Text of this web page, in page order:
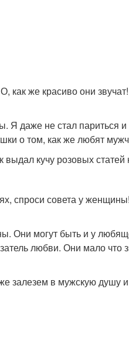
же красиво они звучат!
Я даже не стал париться
о том, как же любят
кучу розовых статей
спроси совета у
Они могут быть и у
любви. Они мало что
залезем в мужскую душу